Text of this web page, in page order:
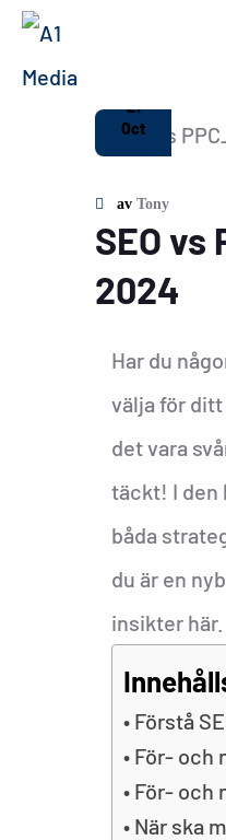
21
Oct
av Tony
SEO vs
2024
Har du
välja för
det vara
täckt! I den
båda
du är en
insikter
Förstå
För- och
För- och
När ska